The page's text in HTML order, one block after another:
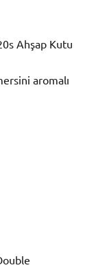
Ahşap Kutu
aromalı